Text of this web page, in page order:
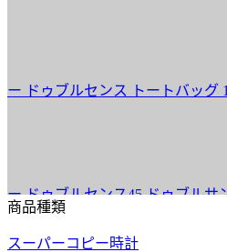
ブルセンス トートバッグ
ブルセンス45 ドゥブルサンス
商品種類
スーパーコピー時計